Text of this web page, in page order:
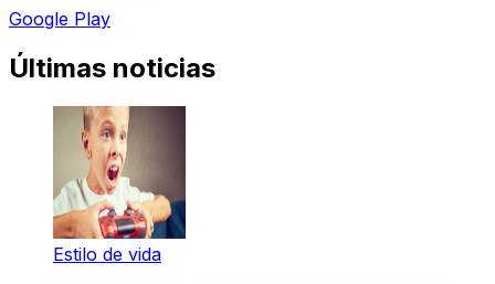
Google Play
Últimas noticias
Estilo de vida